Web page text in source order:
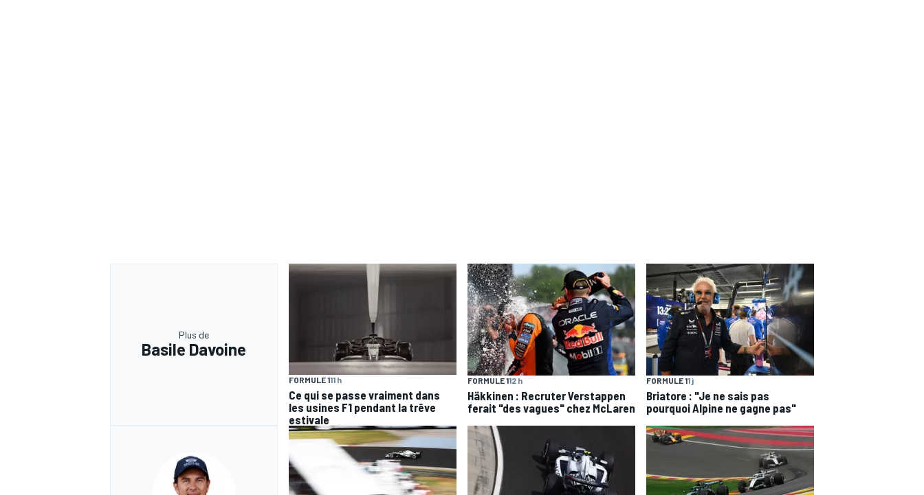
Plus de
Basile Davoine
FORMULE 111 h
Ce qui se passe vraiment dans
les usines F1 pendant la trêve
estivale
FORMULE 112 h
Häkkinen : Recruter Verstappen
ferait "des vagues" chez McLaren
FORMULE 11 j
Briatore : "Je ne sais pas
pourquoi Alpine ne gagne pas"